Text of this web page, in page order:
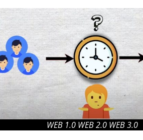
WEB 1.0 WEB 2.0 WEB 3.0